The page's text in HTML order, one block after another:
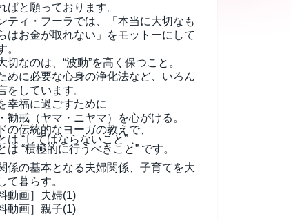
ばと願っております。
ティ・フーラでは、「本当に大切なも
はお金が取れない」をモットーにして
。
切なのは、“波動”を高く保つこと。
めに必要な心身の浄化法など、いろん
をしています。
幸福に過ごすために
勧戒（ヤマ・ニヤマ）を心がける。
の伝統的なヨーガの教えで、
は “してはならないこと” 、
は “積極的に行うべきこと” です。
係の基本となる夫婦関係、子育てを大
て暮らす。
動画］夫婦(1)
動画］親子(1)